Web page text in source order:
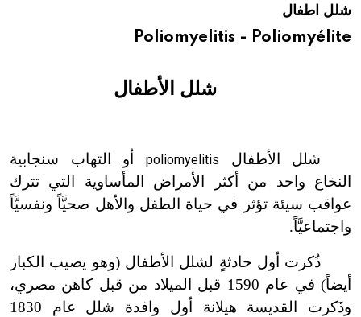
هيئة الموسوعة العربية تطلق موسوعات جديدة في عام 2026شلل اطفال
Poliomyelitis - Poliomyélite
شلل الأطفال
شلل الأطفال poliomyelitis أو التهاب سنجابية
النخاع واحد من أكثر الأمراض المأساوية التي تترك
عواقب سيئة تؤثر في حياة الطفل والأهل صحيَّاً ونفسيَّاً
واجتماعيَّاً.
ذُكرت أول حادثةٍ لشلل الأطفال (وهو يصيب الكبار
أيضاً) في عام 1590 قبل الميلاد من قبل كاهن مصري،
وذَكرت القديسة هيلانة أول وافدة شلل عام 1830